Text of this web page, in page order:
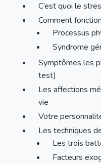
C’est quoi le
Comment
Processus
Syndrome
Symptômes les
test)
Les affections
vie
Votre
Les techniques
Les trois
Facteurs